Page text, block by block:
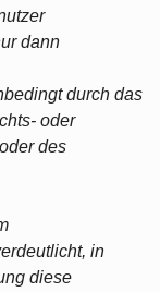
dann
durch das
oder
des
in
diese